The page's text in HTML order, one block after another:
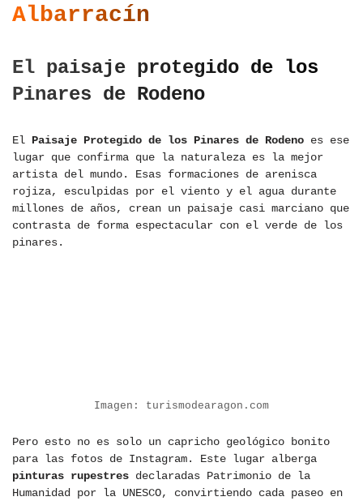
Albarracín
El paisaje protegido de los
Pinares de Rodeno
El Paisaje Protegido de los Pinares de Rodeno es ese
lugar que confirma que la naturaleza es la mejor
artista del mundo. Esas formaciones de arenisca
rojiza, esculpidas por el viento y el agua durante
millones de años, crean un paisaje casi marciano que
contrasta de forma espectacular con el verde de los
pinares.
Imagen: turismodearagon.com
Pero esto no es solo un capricho geológico bonito
para las fotos de Instagram. Este lugar alberga
pinturas rupestres declaradas Patrimonio de la
Humanidad por la UNESCO, convirtiendo cada paseo en